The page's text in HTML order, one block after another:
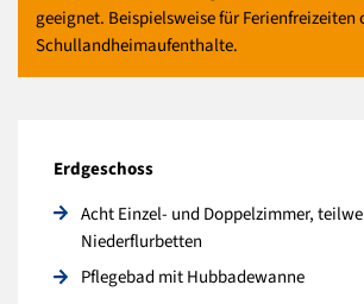
geeignet. Beispielsweise für Ferienfreizeiten
Schullandheimaufenthalte.
Erdgeschoss
Acht Einzel- und Doppelzimmer,
Niederflurbetten
Pflegebad mit Hubbadewanne